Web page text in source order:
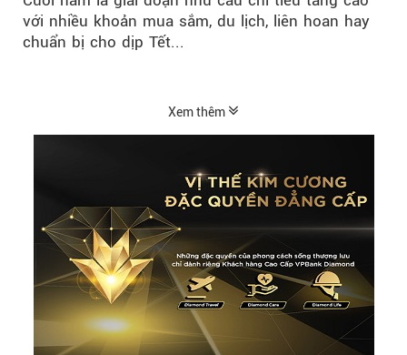
với nhiều khoản mua sắm, du lịch, liên hoan hay
chuẩn bị cho dịp Tết...
Xem thêm